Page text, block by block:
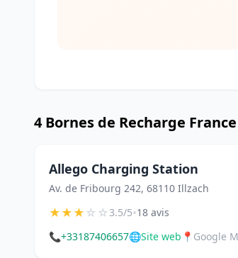
4 Bornes de Recharge
Allego Charging Station
Av. de Fribourg 242, 68110 Illzach
★★★☆☆3.5/5•18 avis
📞+33187406657🌐Site web 📍 Google